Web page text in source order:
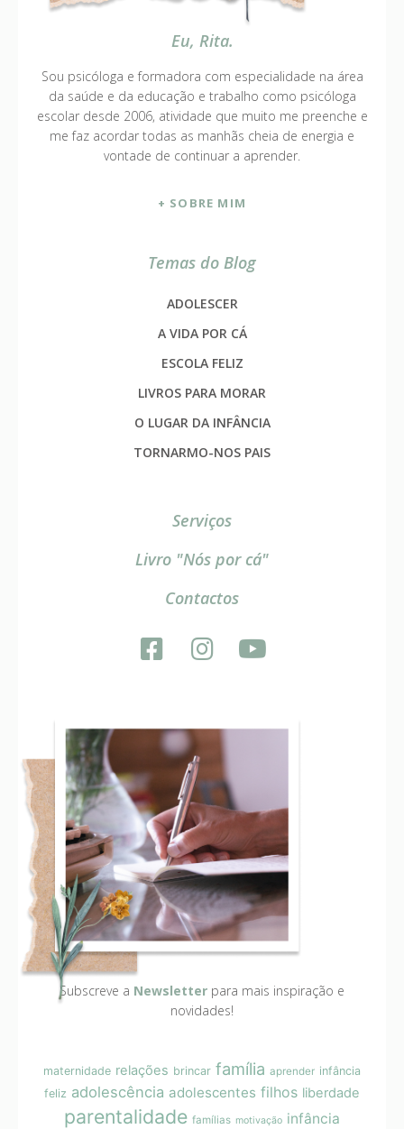
Eu, Rita.
Sou psicóloga e formadora com especialidade na área
da saúde e da educação e trabalho como psicóloga
escolar desde 2006, atividade que muito me preenche e
me faz acordar todas as manhãs cheia de energia e
vontade de continuar a aprender.
+ SOBRE MIM
Temas do Blog
ADOLESCER
A VIDA POR CÁ
ESCOLA FELIZ
LIVROS PARA MORAR
O LUGAR DA INFÂNCIA
TORNARMO-NOS PAIS
Serviços
Livro "Nós por cá"
Contactos
Subscreve a Newsletter para mais inspiração e
novidades!
maternidade relações brincar família aprender infância
feliz adolescência adolescentes filhos liberdade
parentalidade famílias motivação infância